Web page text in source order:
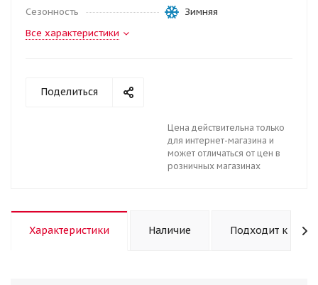
Сезонность
Зимняя
Все характеристики
Поделиться
Цена действительна только
для интернет-магазина и
может отличаться от цен в
розничных магазинах
Характеристики Наличие Подходит к авто